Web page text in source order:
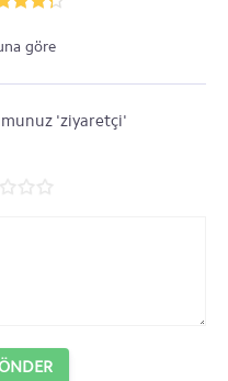
göre
'ziyaretçi'